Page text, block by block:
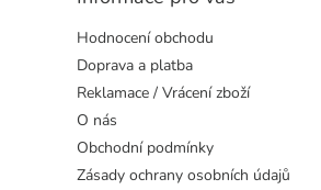
Hodnocení obchodu
Doprava a platba
Reklamace / Vrácení zboží
O nás
Obchodní podmínky
Zásady ochrany osobních údajů